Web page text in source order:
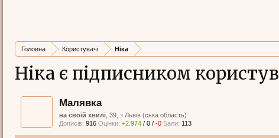
Головна Користувачі Ніка
Ніка є підписником
Малявка
на своїй хвилі , 39, з Львів (ська область)
Дописів: 916 Оцінки: +2.974 / 0 / -0 Бали: 113